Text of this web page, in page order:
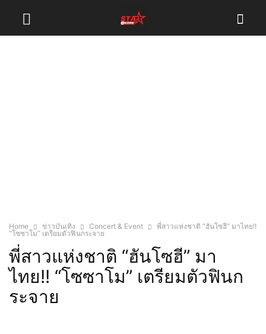
Home ข่าวบันเทิง Concert & Event
พี่สาวแห่งชาติ “ฮันโซฮี” มาไทย!!
“โซซาโม” เตรียมตัวฟินกระจาย
พี่สาวแห่งชาติ “ฮันโซฮี” มา
ไทย!! “โซซาโม” เตรียมตัวฟินก
ระจาย